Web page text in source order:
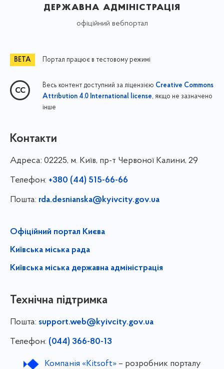
державна адміністрація
офіційний вебпортал
Портал працює в тестовому режимі
Весь контент доступний за ліцензією Creative Commons
Attribution 4.0 International license, якщо не зазначено
інше
Контакти
Адреса: 02225, м. Київ, пр-т Червоної Калини, 29
Телефон: +380 (44) 515-66-66
Пошта: rda.desnianska@kyivcity.gov.ua
Офіційний портал Києва
Київська міська рада
Київська міська державна адміністрація
Технічна підтримка
Пошта: support.web@kyivcity.gov.ua
Телефон: (044) 366-80-13
Компанія «Kitsoft»– розробник порталу